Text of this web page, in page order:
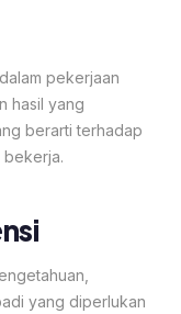
pekerjaan
hasil yang
berarti terhadap
bekerja.
yang diperlukan